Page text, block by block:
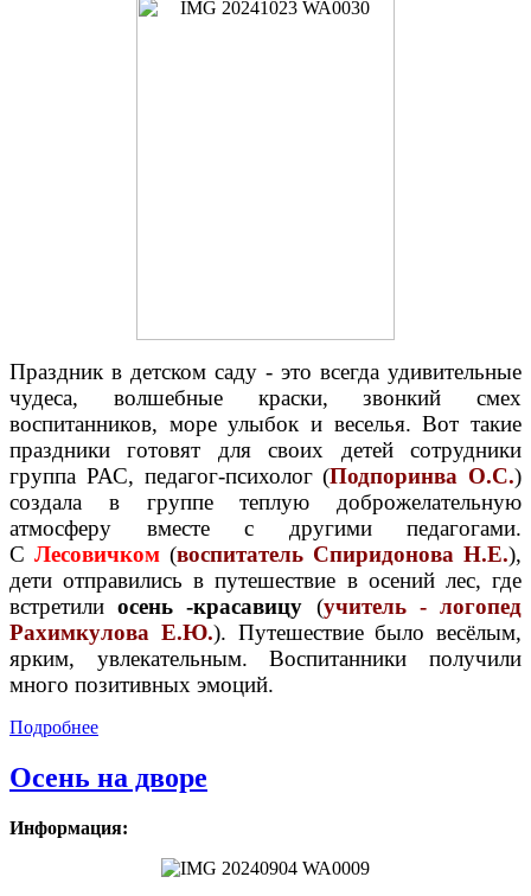
Праздник в детском саду - это всегда удивительные
чудеса, волшебные краски, звонкий смех
воспитанников, море улыбок и веселья. Вот такие
праздники готовят для своих детей сотрудники
группа РАС, педагог-психолог (Подпоринва О.С.)
создала в группе теплую доброжелательную
атмосферу вместе с другими педагогами.
С Лесовичком (воспитатель Спиридонова Н.Е.),
дети отправились в путешествие в осений лес, где
встретилиосень -красавицу (учитель - логопед
Рахимкулова Е.Ю.). Путешествие было весёлым,
ярким, увлекательным. Воспитанники получили
много позитивных эмоций.
Подробнее
Осень на дворе
Информация: